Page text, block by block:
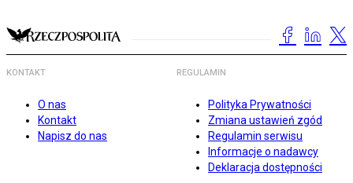
KONTAKT
O nas
Kontakt
Napisz do nas
REGULAMIN
Polityka Prywatności
Zmiana ustawień zgód
Regulamin serwisu
Informacje o nadawcy
Deklaracja dostępności